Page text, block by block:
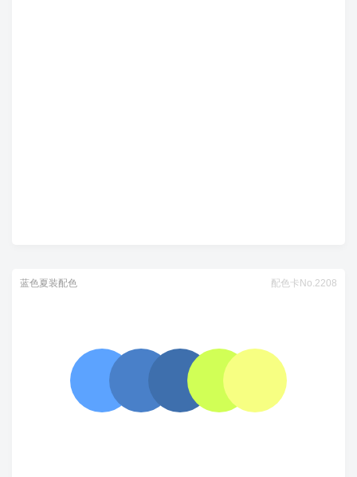
蓝色夏装配色 配色卡No.2208